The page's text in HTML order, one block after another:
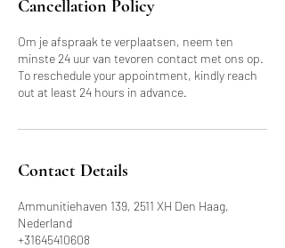
Cancellation Policy
Om je afspraak te verplaatsen, neem ten
minste 24 uur van tevoren contact met ons op.
To reschedule your appointment, kindly reach
out at least 24 hours in advance.
Contact Details
Ammunitiehaven 139, 2511 XH Den Haag,
Nederland
+31645410608